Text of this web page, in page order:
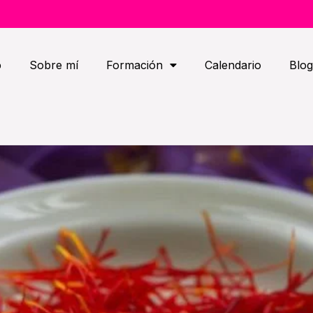
Sobre mí Formación Calendario Blog
DEL